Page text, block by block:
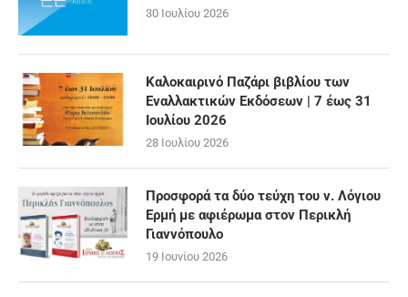
30 Ιουλίου 2026
Καλοκαιρινό Παζάρι βιβλίου των
Εναλλακτικών Εκδόσεων | 7 έως 31
Ιουλίου 2026
28 Ιουλίου 2026
Προσφορά τα δύο τεύχη του ν. Λόγιου
Ερμή με αφιέρωμα στον Περικλή
Γιαννόπουλο
19 Ιουνίου 2026